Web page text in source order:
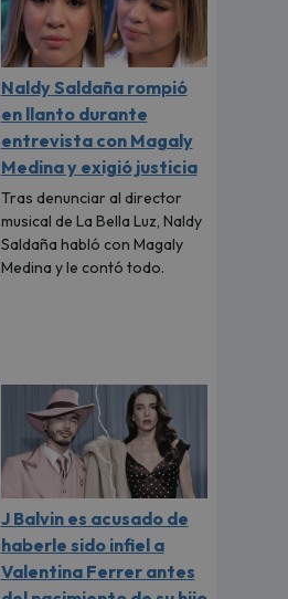
Naldy Saldaña rompió
en llanto durante
entrevista con Magaly
Medina y exigió justicia
Tras denunciar al director
musical de La Bella Luz, Naldy
Saldaña habló con Magaly
Medina y le contó todo.
J Balvin es acusado de
haberle sido infiel a
Valentina Ferrer antes